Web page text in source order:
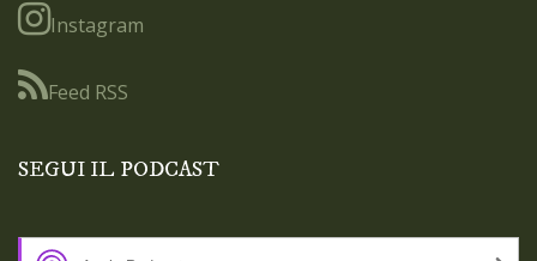
Instagram
Feed RSS
SEGUI IL PODCAST